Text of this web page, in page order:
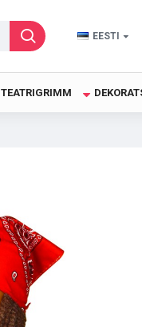
EESTI
TEATRIGRIMM